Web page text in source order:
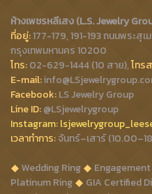
ห้างเพชรหลีเสง (L.S. Jewelry
ที่อยู่:177-179, 191-193 ถนนพระสุ
กรุงเทพมหานคร 10200
โทร:02-629-1444 (10 สาย),โทร
E-mail:
Facebook:LS Jewelry Group
Line ID:@LSjewelrygroup
Instagram:
เวลาทำการ:จันทร์–เสาร์
Wedding Ring
Platinum Ring
GIA Certified